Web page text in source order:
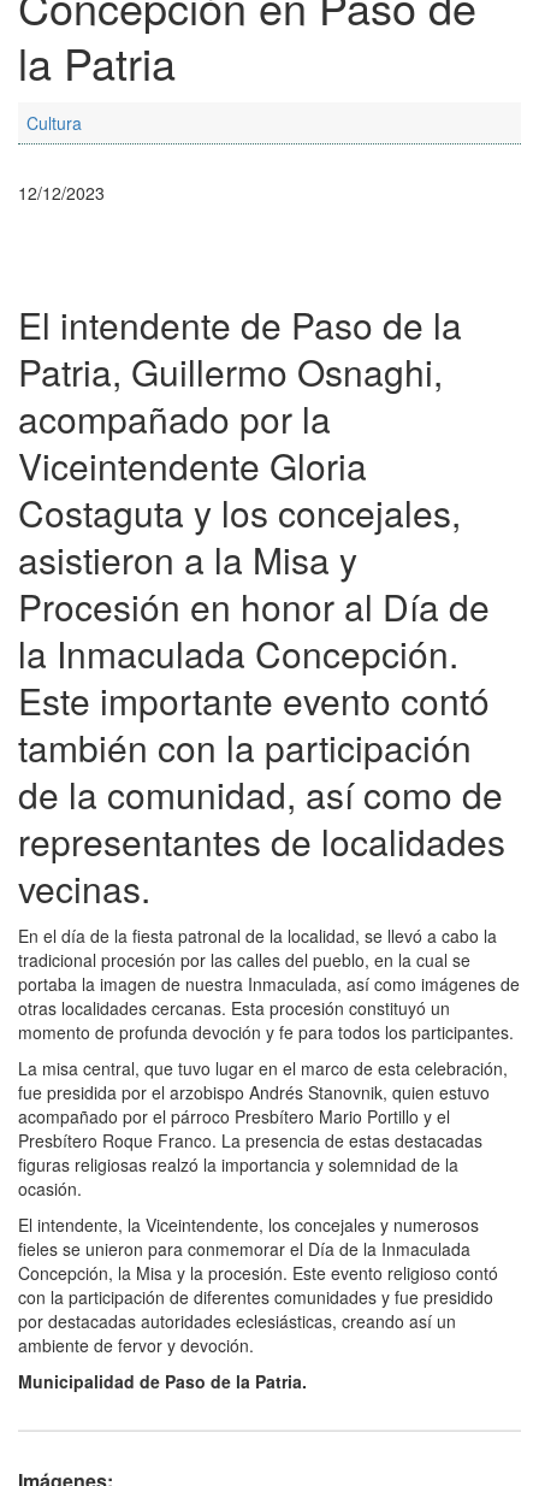
la Patria
Cultura
12/12/2023
El intendente de Paso de la
Patria, Guillermo Osnaghi,
acompañado por la
Viceintendente Gloria
Costaguta y los concejales,
asistieron a la Misa y
Procesión en honor al Día de
la Inmaculada Concepción.
Este importante evento contó
también con la participación
de la comunidad, así como de
representantes de localidades
vecinas.
En el día de la fiesta patronal de la localidad, se llevó a cabo la
tradicional procesión por las calles del pueblo, en la cual se
portaba la imagen de nuestra Inmaculada, así como imágenes de
otras localidades cercanas. Esta procesión constituyó un
momento de profunda devoción y fe para todos los participantes.
La misa central, que tuvo lugar en el marco de esta celebración,
fue presidida por el arzobispo Andrés Stanovnik, quien estuvo
acompañado por el párroco Presbítero Mario Portillo y el
Presbítero Roque Franco. La presencia de estas destacadas
figuras religiosas realzó la importancia y solemnidad de la
ocasión.
El intendente, la Viceintendente, los concejales y numerosos
fieles se unieron para conmemorar el Día de la Inmaculada
Concepción, la Misa y la procesión. Este evento religioso contó
con la participación de diferentes comunidades y fue presidido
por destacadas autoridades eclesiásticas, creando así un
ambiente de fervor y devoción.
Municipalidad de Paso de la Patria.